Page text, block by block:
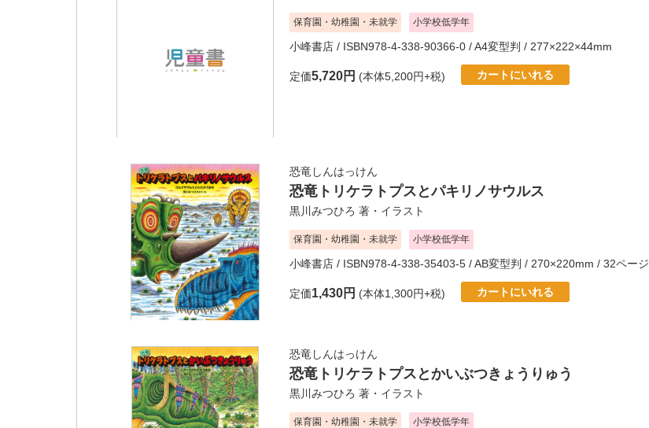
保育園・幼稚園・未就学 小学校低学年
小峰書店 / ISBN978-4-338-90366-0 / A4変型判 / 277×222×44mm
定価5,720円 (本体5,200円+税) カートにいれる
恐竜しんはっけん
恐竜トリケラトプスとパキリノサウルス
黒川みつひろ 著・イラスト
保育園・幼稚園・未就学 小学校低学年
小峰書店 / ISBN978-4-338-35403-5 / AB変型判 / 270×220mm / 32ページ
定価1,430円 (本体1,300円+税) カートにいれる
恐竜しんはっけん
恐竜トリケラトプスとかいぶつきょうりゅう
黒川みつひろ 著・イラスト
保育園・幼稚園・未就学 小学校低学年